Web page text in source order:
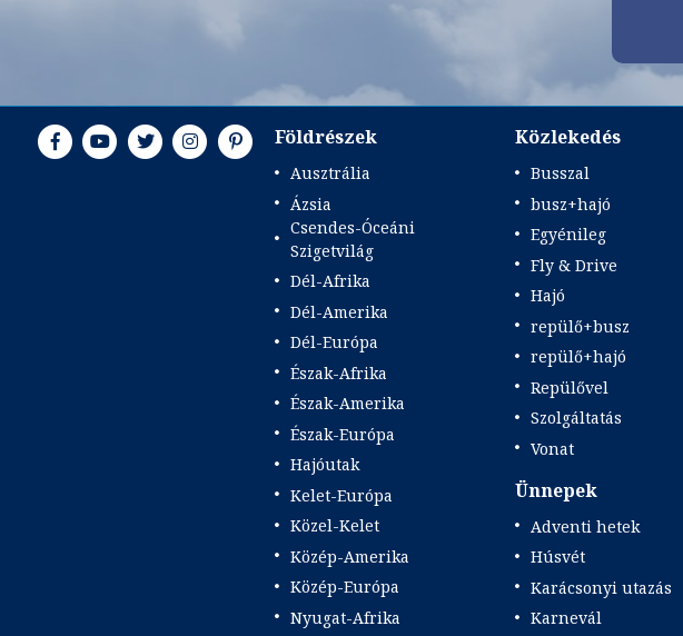
Földrészek
Ausztrália
Ázsia
Csendes-Óceáni
Szigetvilág
Dél-Afrika
Dél-Amerika
Dél-Európa
Észak-Afrika
Észak-Amerika
Észak-Európa
Hajóutak
Kelet-Európa
Közel-Kelet
Közép-Amerika
Közép-Európa
Nyugat-Afrika
Közlekedés
Busszal
busz+hajó
Egyénileg
Fly & Drive
Hajó
repülő+busz
repülő+hajó
Repülővel
Szolgáltatás
Vonat
Ünnepek
Adventi hetek
Húsvét
Karácsonyi utazás
Karnevál